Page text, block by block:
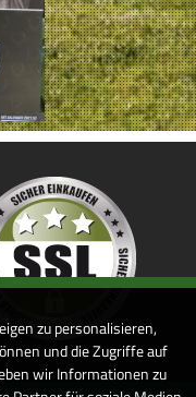
zu personalisieren,
und die Zugriffe auf
wir Informationen zu